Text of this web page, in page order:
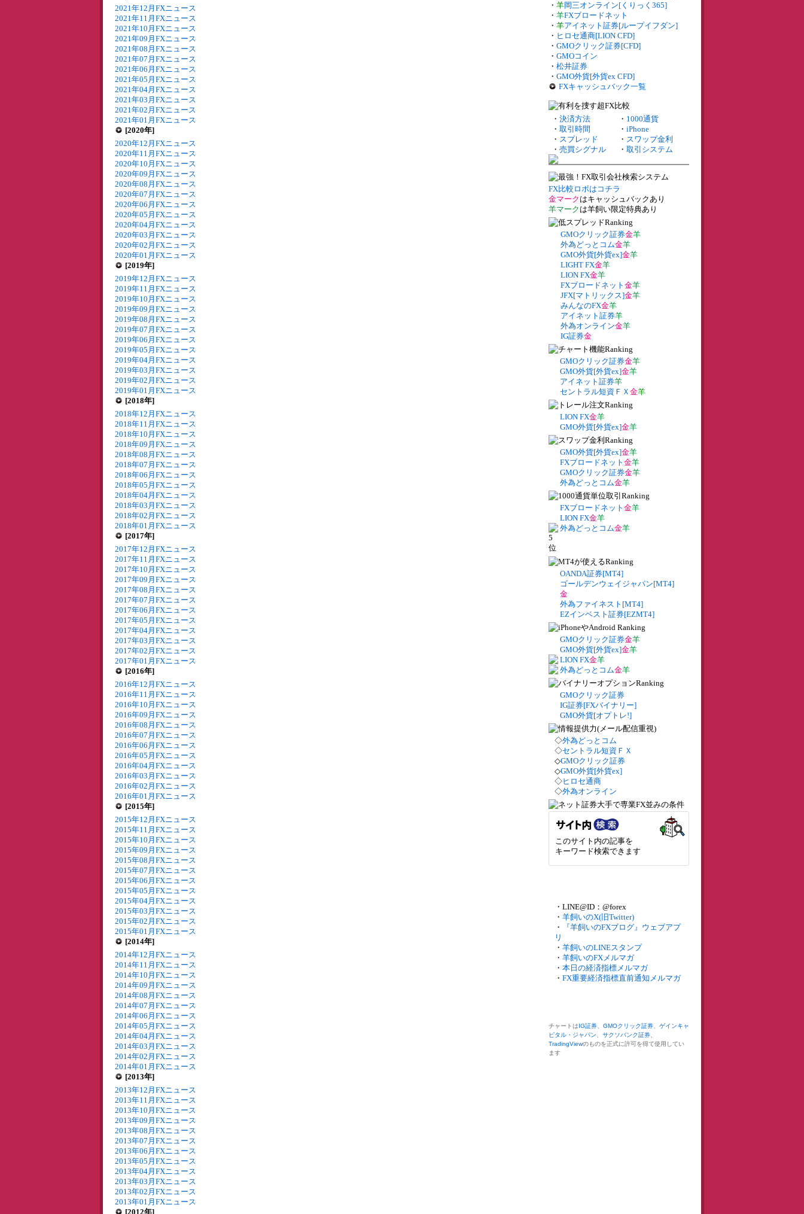
2021年12月FXニュース
2021年11月FXニュース
2021年10月FXニュース
2021年09月FXニュース
2021年08月FXニュース
2021年07月FXニュース
2021年06月FXニュース
2021年05月FXニュース
2021年04月FXニュース
2021年03月FXニュース
2021年02月FXニュース
2021年01月FXニュース
[2020年]
2020年12月FXニュース
2020年11月FXニュース
2020年10月FXニュース
2020年09月FXニュース
2020年08月FXニュース
2020年07月FXニュース
2020年06月FXニュース
2020年05月FXニュース
2020年04月FXニュース
2020年03月FXニュース
2020年02月FXニュース
2020年01月FXニュース
[2019年]
2019年12月FXニュース
2019年11月FXニュース
2019年10月FXニュース
2019年09月FXニュース
2019年08月FXニュース
2019年07月FXニュース
2019年06月FXニュース
2019年05月FXニュース
2019年04月FXニュース
2019年03月FXニュース
2019年02月FXニュース
2019年01月FXニュース
[2018年]
2018年12月FXニュース
2018年11月FXニュース
2018年10月FXニュース
2018年09月FXニュース
2018年08月FXニュース
2018年07月FXニュース
2018年06月FXニュース
2018年05月FXニュース
2018年04月FXニュース
2018年03月FXニュース
2018年02月FXニュース
2018年01月FXニュース
[2017年]
2017年12月FXニュース
2017年11月FXニュース
2017年10月FXニュース
2017年09月FXニュース
2017年08月FXニュース
2017年07月FXニュース
2017年06月FXニュース
2017年05月FXニュース
2017年04月FXニュース
2017年03月FXニュース
2017年02月FXニュース
2017年01月FXニュース
[2016年]
2016年12月FXニュース
2016年11月FXニュース
2016年10月FXニュース
2016年09月FXニュース
2016年08月FXニュース
2016年07月FXニュース
2016年06月FXニュース
2016年05月FXニュース
2016年04月FXニュース
2016年03月FXニュース
2016年02月FXニュース
2016年01月FXニュース
[2015年]
2015年12月FXニュース
2015年11月FXニュース
2015年10月FXニュース
2015年09月FXニュース
2015年08月FXニュース
2015年07月FXニュース
2015年06月FXニュース
2015年05月FXニュース
2015年04月FXニュース
2015年03月FXニュース
2015年02月FXニュース
2015年01月FXニュース
[2014年]
2014年12月FXニュース
2014年11月FXニュース
2014年10月FXニュース
2014年09月FXニュース
2014年08月FXニュース
2014年07月FXニュース
2014年06月FXニュース
2014年05月FXニュース
2014年04月FXニュース
2014年03月FXニュース
2014年02月FXニュース
2014年01月FXニュース
[2013年]
2013年12月FXニュース
2013年11月FXニュース
2013年10月FXニュース
2013年09月FXニュース
2013年08月FXニュース
2013年07月FXニュース
2013年06月FXニュース
2013年05月FXニュース
2013年04月FXニュース
2013年03月FXニュース
2013年02月FXニュース
2013年01月FXニュース
[2012年]
・ 羊岡三オンライン[くりっく365]
・ 羊FXブロードネット
・ 羊アイネット証券[ループイフダン]
・ ヒロセ通商[LION CFD]
・ GMOクリック証券[CFD]
・ GMOコイン
・ 松井証券
・ GMO外貨[外貨ex CFD]
FXキャッシュバック一覧
・ 決済方法 ・ 1000通貨
・ 取引時間 ・ iPhone
・ スプレッド ・ スワップ金利
・ 売買シグナル ・ 取引システム
FX比較ロボはコチラ
金マーク はキャッシュバックあり
羊マーク は羊飼い限定特典あり
GMOクリック証券金羊
外為どっとコム金羊
GMO外貨[外貨ex]金羊
LIGHT FX金羊
LION FX金羊
FXブロードネット 金羊
JFX[マトリックス]金羊
みんなのFX金羊
アイネット証券羊
外為オンライン金羊
IG証券金
GMOクリック証券金羊
GMO外貨[外貨ex]金羊
アイネット証券羊
セントラル短資ＦＸ 金羊
LION FX金羊
GMO外貨[外貨ex]金羊
GMO外貨[外貨ex]金羊
FXブロードネット 金羊
GMOクリック証券金羊
外為どっとコム金羊
FXブロードネット 金羊
LION FX金羊
外為どっとコム金羊
OANDA証券[MT4]
ゴールデンウェイジャパン[MT4]
金
外為ファイネスト[MT4]
EZインベスト証券[EZMT4]
GMOクリック証券金羊
GMO外貨[外貨ex]金羊
LION FX金羊
外為どっとコム金羊
GMOクリック証券
IG証券[FXバイナリー]
GMO外貨[オプトレ!]
◇外為どっとコム
◇セントラル短資ＦＸ
◇GMOクリック証券
◇GMO外貨[外貨ex]
◇ヒロセ通商
◇外為オンライン
このサイト内の記事を
キーワード検索できます
・LINE@ID：@forex
・ 羊飼いのX(旧Twitter)
・
『羊飼いのFXブログ』ウェブアプ
リ
・ 羊飼いのLINEスタンプ
・ 羊飼いのFXメルマガ
・ 本日の経済指標メルマガ
・ FX重要経済指標直前通知メルマガ
チャートはIG証券 GMOクリック証券
ゲインキャ
ピタル・ジャパン
サクソバンク証券
TradingViewのものを正式に許可を得て使用してい
ます